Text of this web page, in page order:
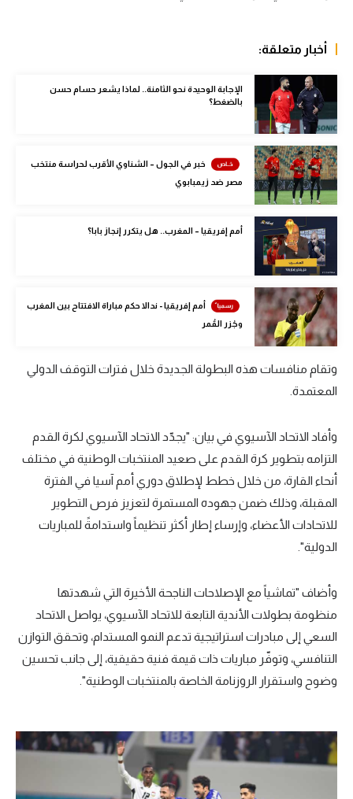
رياضات أخرى
أمم إفريقيا
كرة السلة الأمريكية
كرة سلة
كرة يد
كرة طائرة
الوطن العربي
في المونديال
رياضة نسائية
أمريكا
أقسام خاصة
Gamers
ميركاتو
تقرير في الجول
تحليل في الجول
حكايات في الجول
كويز في الجول
أخبار متعلقة:
الإجابة الوحيدة نحو الثامنة.. لماذا يشعر حسام حسن
بالضغط؟
خبر في الجول – الشناوي الأقرب لحراسة منتخب
مصر ضد زيمبابوي
أمم إفريقيا – المغرب.. هل يتكرر إنجاز بابا؟
أمم إفريقيا - ندالا حكم مباراة الافتتاح بين المغرب
وجُزر القُمر
وتقام منافسات هذه البطولة الجديدة خلال فترات التوقف الدولي
المعتمدة.
وأفاد الاتحاد الآسيوي في بيان: "يجدّد الاتحاد الآسيوي لكرة القدم
التزامه بتطوير كرة القدم على صعيد المنتخبات الوطنية في مختلف
أنحاء القارة، من خلال خطط لإطلاق دوري أمم آسيا في الفترة
المقبلة، وذلك ضمن جهوده المستمرة لتعزيز فرص التطوير
للاتحادات الأعضاء، وإرساء إطار أكثر تنظيماً واستدامةً للمباريات
الدولية".
وأضاف "تماشياً مع الإصلاحات الناجحة الأخيرة التي شهدتها
منظومة بطولات الأندية التابعة للاتحاد الآسيوي، يواصل الاتحاد
السعي إلى مبادرات استراتيجية تدعم النمو المستدام، وتحقق التوازن
التنافسي، وتوفّر مباريات ذات قيمة فنية حقيقية، إلى جانب تحسين
وضوح واستقرار الروزنامة الخاصة بالمنتخبات الوطنية".